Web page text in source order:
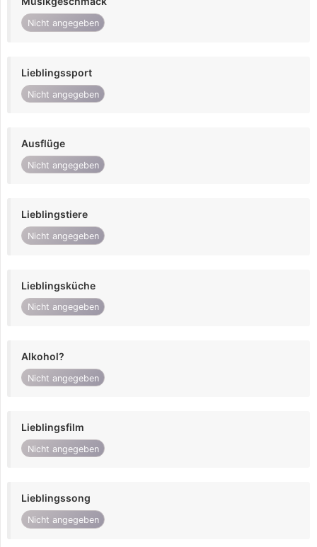
Nicht angegeben
Lieblingssport
Nicht angegeben
Ausflüge
Nicht angegeben
Lieblingstiere
Nicht angegeben
Lieblingsküche
Nicht angegeben
Alkohol?
Nicht angegeben
Lieblingsfilm
Nicht angegeben
Lieblingssong
Nicht angegeben